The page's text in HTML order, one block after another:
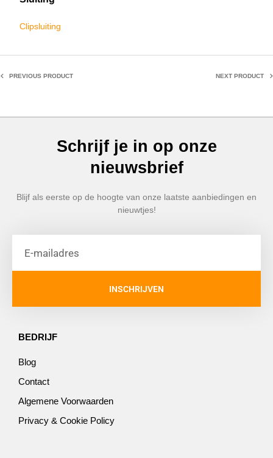
Clipsluiting
PREVIOUS PRODUCT NEXT PRODUCT
Schrijf je in op onze
nieuwsbrief
Blijf als eerste op de hoogte van onze laatste aanbiedingen en
nieuwtjes!
INSCHRIJVEN
BEDRIJF
Blog
Contact
Algemene Voorwaarden
Privacy & Cookie Policy